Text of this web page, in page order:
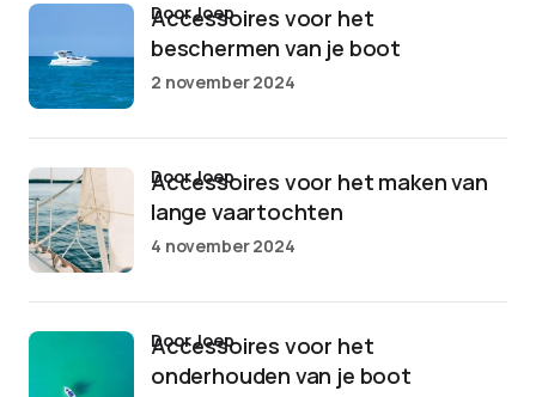
Accessoires voor het
beschermen van je boot
door Joep
2 november 2024
Accessoires voor het maken van
lange vaartochten
door Joep
4 november 2024
Accessoires voor het
onderhouden van je boot
door Joep